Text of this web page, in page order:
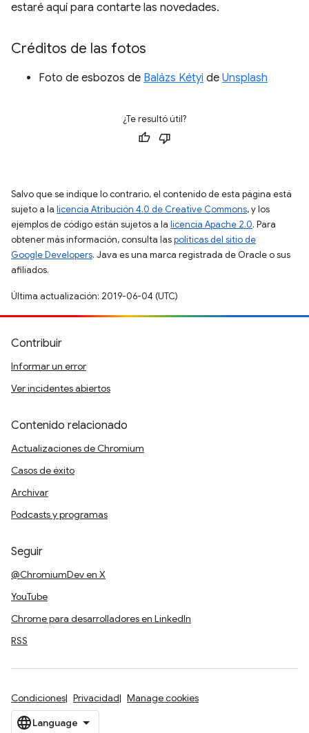
estaré aquí para contarte las novedades.
Créditos de las fotos
Foto de esbozos de Balázs Kétyi de Unsplash
¿Te resultó útil?
Salvo que se indique lo contrario, el contenido de esta página está
sujeto a la licencia Atribución 4.0 de Creative Commons, y los
ejemplos de código están sujetos a la licencia Apache 2.0. Para
obtener más información, consulta laspolíticas del sitio de
Google Developers. Java es una marca registrada de Oracle o sus
afiliados.
Última actualización: 2019-06-04 (UTC)
Contribuir
Informar un error
Ver incidentes abiertos
Contenido relacionado
Actualizaciones de Chromium
Casos de éxito
Archivar
Podcasts y programas
Seguir
@ChromiumDev en X
YouTube
Chrome para desarrolladores en LinkedIn
RSS
Condiciones Privacidad Manage cookies